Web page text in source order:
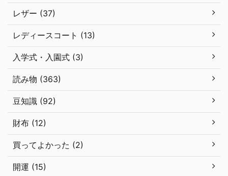
レザー (37)
レディースコート (13)
入学式・入園式 (3)
読み物 (363)
豆知識 (92)
財布 (12)
買ってよかった (2)
開運 (15)